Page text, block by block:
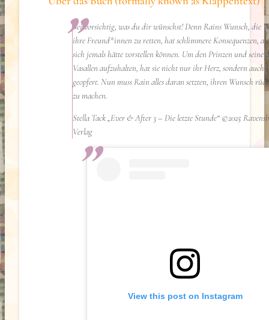
Sei vorsichtig, was du dir wünschst! Denn Rains Wunsch, die
ihre Freund*innen zu retten, hat schlimmere Konsequenzen, als
sich jemals hätte vorstellen können. Um den Prinzen und seine
Vasallen aufzuhalten, hat sie nicht nur ihr Herz, sondern auch
geopfert. Nun muss Rain alles daran setzten, ihren Wunsch
zu machen.
Stella Tack „Ever & After 3 – Die letzte Stunde“ ©2025
Verlag
View this post on Instagram